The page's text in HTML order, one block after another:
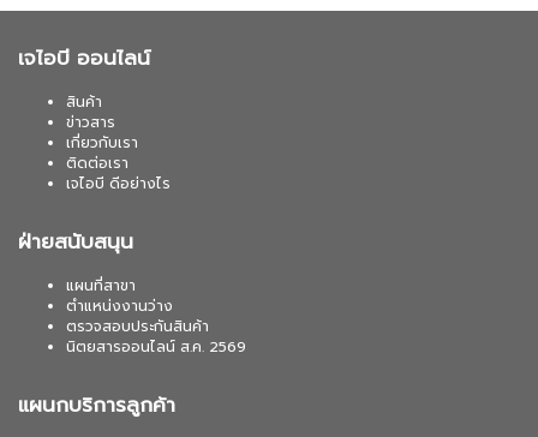
เจไอบี ออนไลน์
สินค้า
ข่าวสาร
เกี่ยวกับเรา
ติดต่อเรา
เจไอบี ดีอย่างไร
ฝ่ายสนับสนุน
แผนที่สาขา
ตำแหน่งงานว่าง
ตรวจสอบประกันสินค้า
นิตยสารออนไลน์ ส.ค. 2569
แผนกบริการลูกค้า